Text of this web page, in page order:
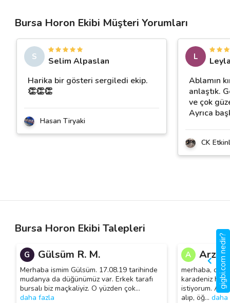
Bursa Horon Ekibi Müşteri Yorumları
S
Selim Alpaslan
Harika bir gösteri sergiledi ekip.
👏👏👏
Hasan Tiryaki
L
Ablamın
anlaştık.
ve çok
Ayrıca
CK
Bursa Horon Ekibi Talepleri
G Gülsüm R. M.
Merhaba ismim Gülsüm. 17.08.19 tarihinde
mudanya da düğünümüz var. Erkek tarafı
bursalı biz maçkaliyiz. O yüzden çok…
daha fazla
A Arzu
merhaba,
karadeniz
istiyorum.
alıp, öğ… daha
gigbi.com nedir?